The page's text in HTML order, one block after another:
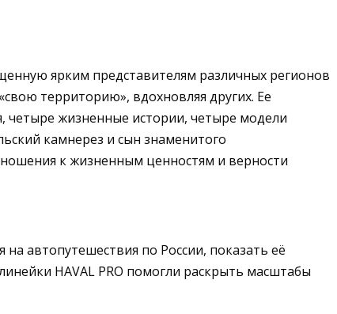
ярким представителям различных регионов
территорию», вдохновляя других. Ее
четыре жизненные истории, четыре модели
камнерез и сын знаменитого
к жизненным ценностям и верности
автопутешествия по России, показать её
HAVAL PRO помогли раскрыть масштабы